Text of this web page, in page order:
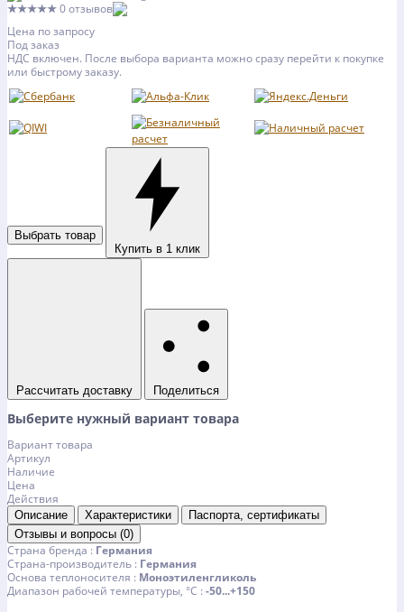
★★★★★0 отзывов
Цена по запросу
Под заказ
НДС включен. После выбора варианта можно сразу перейти к покупке
или быстрому заказу.
Выбрать товар
Купить в 1 клик
Рассчитать доставку Поделиться
Выберите нужный вариант товара
Вариант товара
Артикул
Наличие
Цена
Действия
Описание Характеристики
Паспорта, сертификаты
Отзывы и вопросы (0)
Страна бренда
Германия
Страна-производитель Германия
Основа теплоносителя
Моноэтиленгликоль
Диапазон рабочей температуры, °С -50...+150